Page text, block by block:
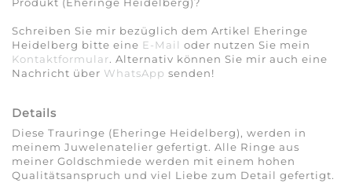
Produkt (Eheringe Heidelberg)?
Schreiben Sie mir bezüglich dem Artikel Eheringe
Heidelberg bitte eine E-Mail oder nutzen Sie mein
Kontaktformular. Alternativ können Sie mir auch eine
Nachricht über WhatsApp senden!
Details
Diese Trauringe (Eheringe Heidelberg), werden in
meinem Juwelenatelier gefertigt. Alle Ringe aus
meiner Goldschmiede werden mit einem hohen
Qualitätsanspruch und viel Liebe zum Detail gefertigt.